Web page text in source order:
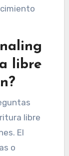
libre
libre
El
o